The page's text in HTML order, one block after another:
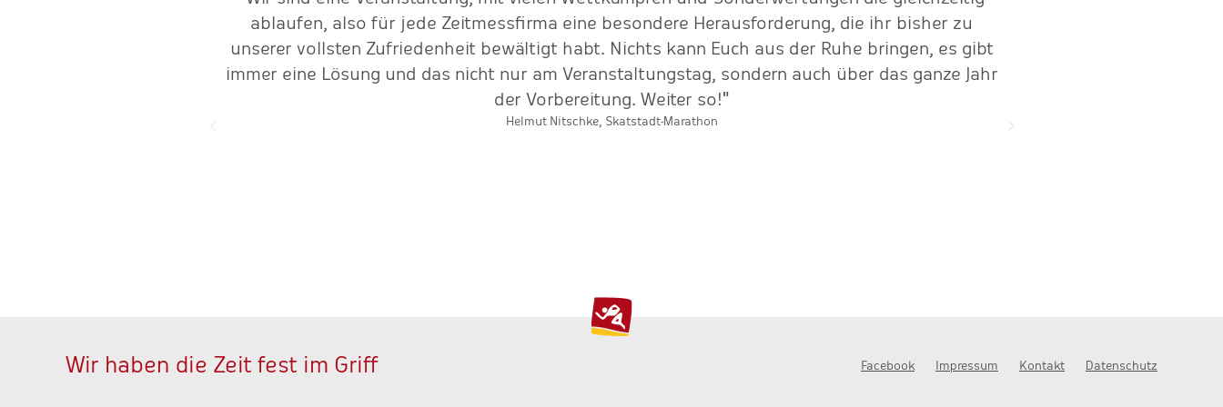
ablaufen, also für jede Zeitmessfirma eine besondere Herausforderung, die ihr bisher zu
unserer vollsten Zufriedenheit bewältigt habt. Nichts kann Euch aus der Ruhe bringen, es gibt
immer eine Lösung und das nicht nur am Veranstaltungstag, sondern auch über das ganze Jahr
der Vorbereitung. Weiter so!"
Helmut Nitschke, Skatstadt-Marathon
Wir haben die Zeit fest im Griff Facebook Impressum Kontakt Datenschutz